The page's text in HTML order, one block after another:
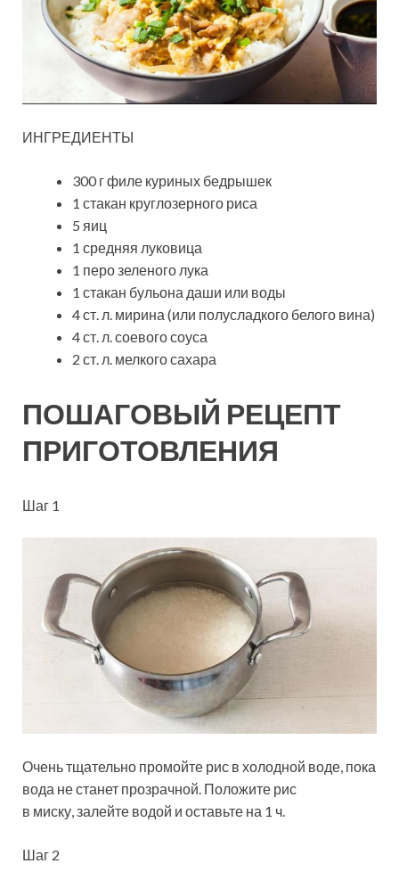
ИНГРЕДИЕНТЫ
300 г филе куриных бедрышек
1 стакан круглозерного риса
5 яиц
1 средняя луковица
1 перо зеленого лука
1 стакан бульона даши или воды
4 ст. л. мирина (или полусладкого белого вина)
4 ст. л. соевого соуса
2 ст. л. мелкого сахара
ПОШАГОВЫЙ РЕЦЕПТ
ПРИГОТОВЛЕНИЯ
Шаг 1
Очень тщательно промойте рис в холодной воде, пока
вода не станет прозрачной. Положите рис
в миску, залейте водой и оставьте на 1 ч.
Шаг 2